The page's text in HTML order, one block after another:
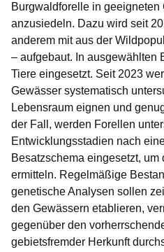
Burgwaldforelle in geeigneten
anzusiedeln. Dazu wird seit
anderem mit aus der
– aufgebaut. In ausgewählten
Tiere eingesetzt. Seit 2023
Gewässer systematisch
Lebensraum eignen und
der Fall, werden Forellen
Entwicklungsstadien nach
Besatzschema eingesetzt,
ermitteln. Regelmäßige
genetische Analysen sollen
den Gewässern etablieren,
gegenüber den
gebietsfremder Herkunft